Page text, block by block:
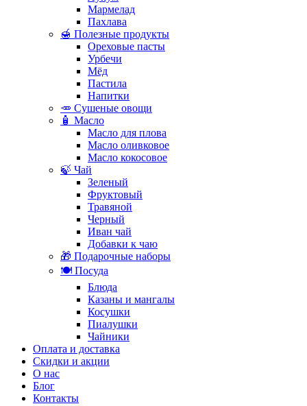
Мармелад
Пахлава
🍯 Полезные продукты
Ореховые пасты
Урбечи
Мёд
Пастила
Напитки
🥕 Сушеные овощи
🧴 Масло
Масло для плова
Масло оливковое
Масло кокосовое
🍃 Чай
Зеленый
Фруктовый
Травяной
Черный
Иван чай
Добавки к чаю
🎁 Подарочные наборы
🍽️ Посуда
Блюда
Казаны и мангалы
Косушки
Пиалушки
Чайники
Оплата и доставка
Скидки и акции
О нас
Блог
Контакты